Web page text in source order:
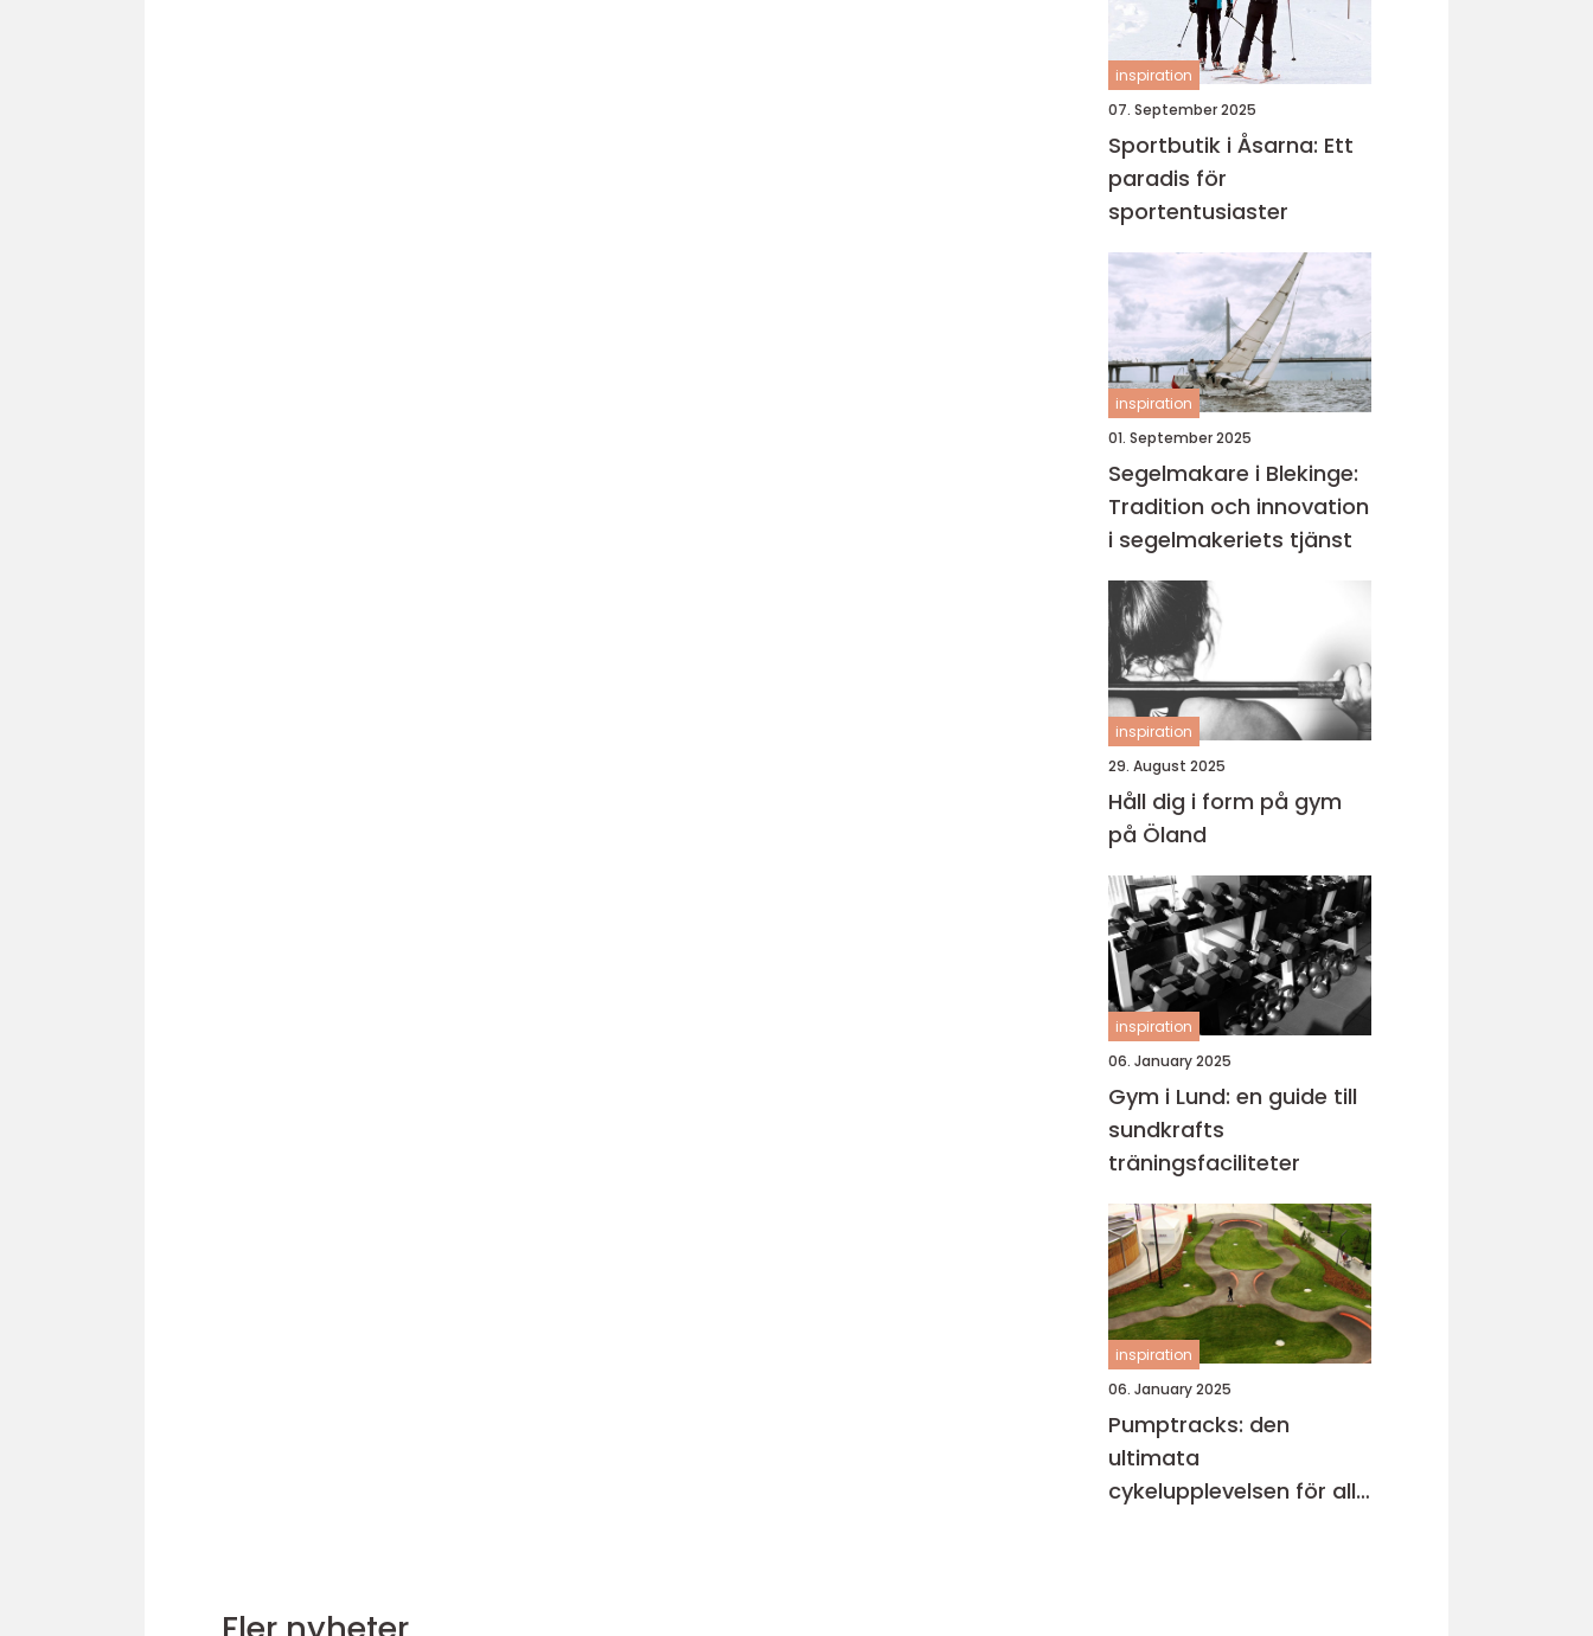
inspiration
07. September 2025
Sportbutik i Åsarna: Ett
paradis för
sportentusiaster
inspiration
01. September 2025
Segelmakare i Blekinge:
Tradition och innovation
i segelmakeriets tjänst
inspiration
29. August 2025
Håll dig i form på gym
på Öland
inspiration
06. January 2025
Gym i Lund: en guide till
sundkrafts
träningsfaciliteter
inspiration
06. January 2025
Pumptracks: den
ultimata
cykelupplevelsen för alla